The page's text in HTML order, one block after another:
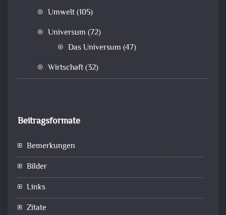
Umwelt(105)
Universum (72)
Das Universum (47)
Wirtschaft(32)
Beitragsformate
Bemerkungen
Bilder
Links
Zitate